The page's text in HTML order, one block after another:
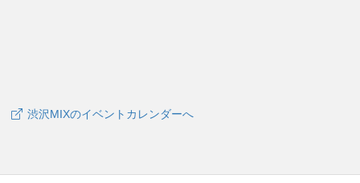
渋沢MIXのイベントカレンダーへ